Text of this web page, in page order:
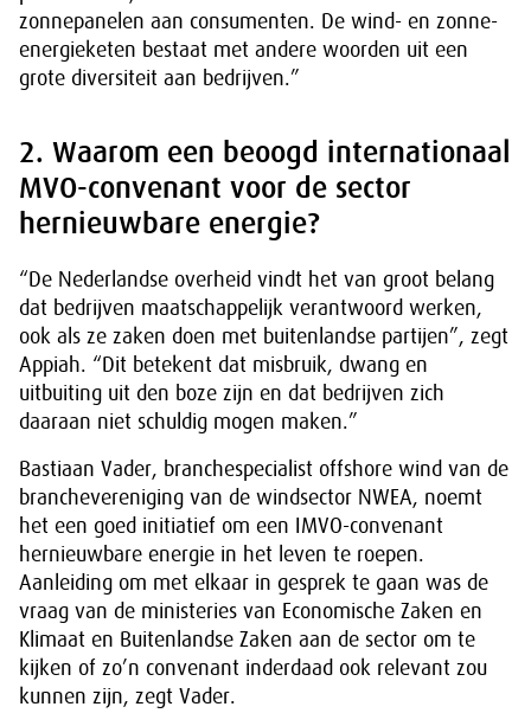
zonnepanelen aan consumenten. De wind- en zonne-
energieketen bestaat met andere woorden uit een
grote diversiteit aan bedrijven.”
2. Waarom een beoogd internationaal
MVO-convenant voor de sector
hernieuwbare energie?
“De Nederlandse overheid vindt het van groot belang
dat bedrijven maatschappelijk verantwoord werken,
ook als ze zaken doen met buitenlandse partijen”, zegt
Appiah. “Dit betekent dat misbruik, dwang en
uitbuiting uit den boze zijn en dat bedrijven zich
daaraan niet schuldig mogen maken.”
Bastiaan Vader, branchespecialist offshore wind van de
branchevereniging van de windsector NWEA, noemt
het een goed initiatief om een IMVO-convenant
hernieuwbare energie in het leven te roepen.
Aanleiding om met elkaar in gesprek te gaan was de
vraag van de ministeries van Economische Zaken en
Klimaat en Buitenlandse Zaken aan de sector om te
kijken of zo’n convenant inderdaad ook relevant zou
kunnen zijn, zegt Vader.